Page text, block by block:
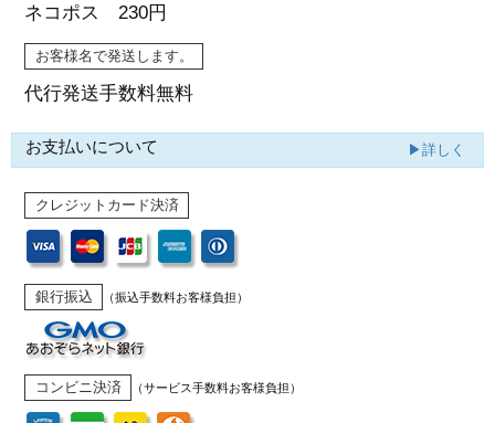
ネコポス 230円
お客様名で発送します。
代行発送手数料無料
お支払いについて ▶詳しく
クレジットカード決済
銀行振込 （振込手数料お客様負担）
コンビニ決済 （サービス手数料お客様負担）